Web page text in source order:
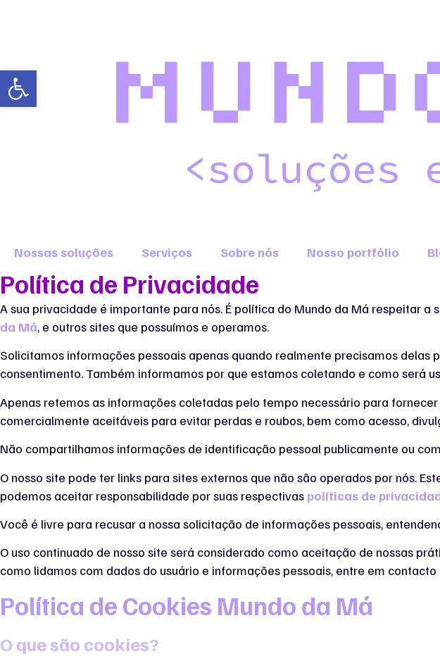
Nossas soluções Serviços Sobre nós Nosso portfólio
Política de Privacidade
A sua privacidade é importante para nós. É política do Mundo da Má respeitar
da Má, e outros sites que possuímos e operamos.
Solicitamos informações pessoais apenas quando realmente precisamos delas
consentimento. Também informamos por que estamos coletando e como será
Apenas retemos as informações coletadas pelo tempo necessário para
comercialmente aceitáveis ​​para evitar perdas e roubos, bem como acesso,
Não compartilhamos informações de identificação pessoal publicamente ou
O nosso site pode ter links para sites externos que não são operados por nós.
podemos aceitar responsabilidade por suas respectivas políticas de
Você é livre para recusar a nossa solicitação de informações pessoais,
O uso continuado de nosso site será considerado como aceitação de nossas
como lidamos com dados do usuário e informações pessoais, entre em contacto
Política de Cookies Mundo da Má
O que são cookies?
Abrir a barra de ferramentas